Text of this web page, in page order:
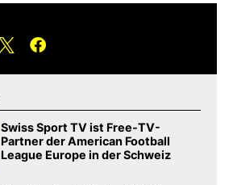
Swiss Sport TV ist Free-TV-
Partner der American Football
League Europe in der Schweiz